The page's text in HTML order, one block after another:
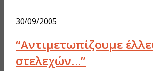
30/09/2005
“Αντιμετωπίζουμε
στελεχών…”